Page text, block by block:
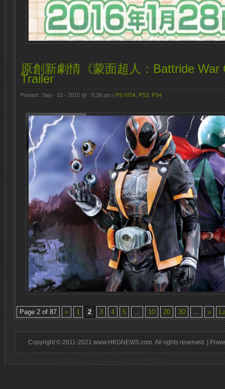
原創新劇情《蒙面超人：Battride War
Trailer
Posted : Sep - 10 - 2015 @ : 8:38 pm | PS VITA PS3 PS4
Page 2 of 87 « 1 2 3 4 5 ... 10 20 30 ... »
Copyright © 2011-2021 www.HKGNEWS.com. All rights reserved. |